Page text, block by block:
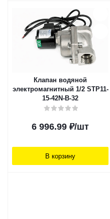
Клапан водяной
электромагнитный 1/2 STP11-
15-42N-B-32
6 996.99 ₽/шт
В корзину